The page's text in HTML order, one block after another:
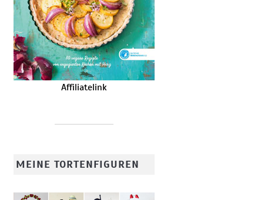
Affiliatelink
MEINE TORTENFIGUREN